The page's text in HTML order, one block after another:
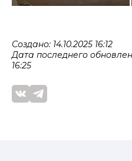
Создано: 14.10.2025 16:12
Дата последнего
16:25